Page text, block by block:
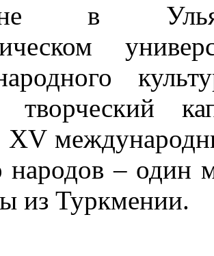
в
творческий
– один
из Туркмении.